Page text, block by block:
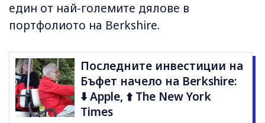
един от най-големите дялове в
портфолиото на Berkshire.
Последните инвестиции на
Бъфет начело на Berkshire:
⬇️ Apple, ⬆️ The New York
Times